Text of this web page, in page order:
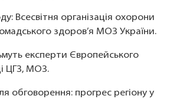
Всесвітня організація охорони
здоров’я МОЗ України.
експерти Європейського
ЦГЗ, МОЗ.
обговорення: прогрес регіону у